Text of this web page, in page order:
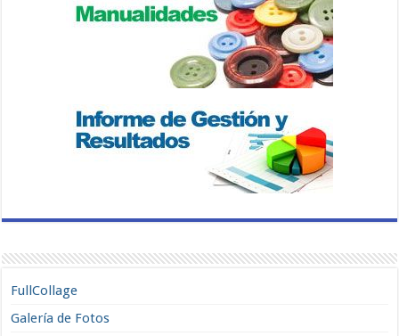
FullCollage
Galería de Fotos